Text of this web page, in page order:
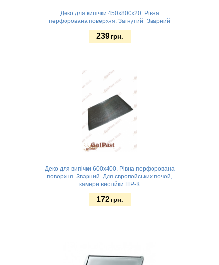
Деко для випічки 450х800х20. Рівна
перфорована поверхня. Загнутий+Зварний
239 грн.
Деко для випічки 600х400. Рівна перфорована
поверхня. Зварний. Для європейських печей,
камери вистійки ШР-К
172 грн.